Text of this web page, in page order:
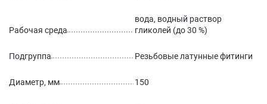
Рабочая среда
вода, водный раствор
гликолей (до 30 %)
Подгруппа Резьбовые латунные фитинги
Диаметр, мм 150